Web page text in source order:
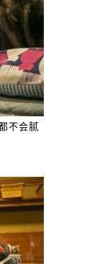
不会腻